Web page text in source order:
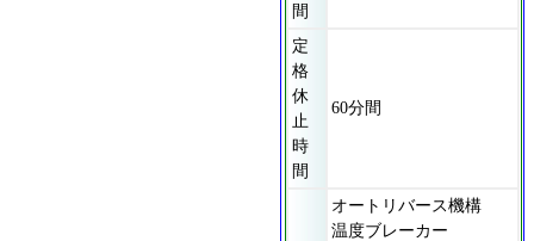
間
定
格
休
止
時
間
60分間
オートリバース機構
温度ブレーカー